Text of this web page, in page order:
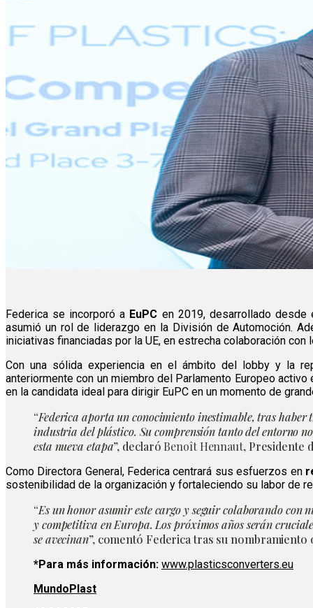
Federica se incorporó a EuPC en 2019, desarrollado desde
asumió un rol de liderazgo en la División de Automoción.
iniciativas financiadas por la UE, en estrecha colaboración
Con una sólida experiencia en el ámbito del lobby y la
anteriormente con un miembro del Parlamento Europeo activo
en la candidata ideal para dirigir EuPC en un momento de
“Federica aporta un conocimiento inestimable, tras
industria del plástico. Su comprensión tanto del entorno
esta nueva etapa”, declaró Benoît Hennaut, Presidente
Como Directora General, Federica centrará sus esfuerzos en
sostenibilidad de la organización y fortaleciendo su labor de
“Es un honor asumir este cargo y seguir colaborando
y competitiva en Europa. Los próximos años serán
se avecinan”, comentó Federica tras su nombramiento
*Para más información: www.plasticsconverters.eu
MundoPlast